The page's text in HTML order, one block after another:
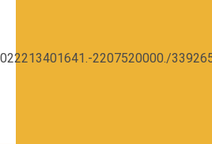
2207520000./